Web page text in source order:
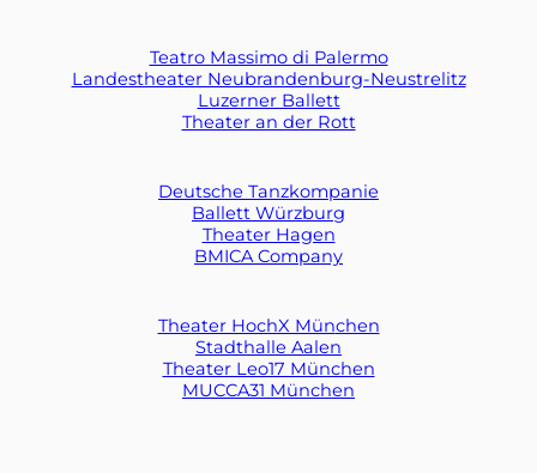
Teatro Massimo di Palermo
Landestheater Neubrandenburg-Neustrelitz
Luzerner Ballett
Theater an der Rott
Deutsche Tanzkompanie
Ballett Würzburg
Theater Hagen
BMICA Company
Theater HochX München
Stadthalle Aalen
Theater Leo17 München
MUCCA31 München